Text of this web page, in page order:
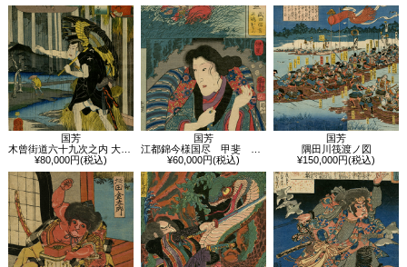
国芳
木曾街道六十九次之内 大井 斧定九郎
¥80,000円(税込)
国芳
江都錦今様国尽 甲斐 武田信玄 伊豆 三嶋おせん
¥60,000円(税込)
国芳
隅田川筏渡ノ図
¥150,000円(税込)